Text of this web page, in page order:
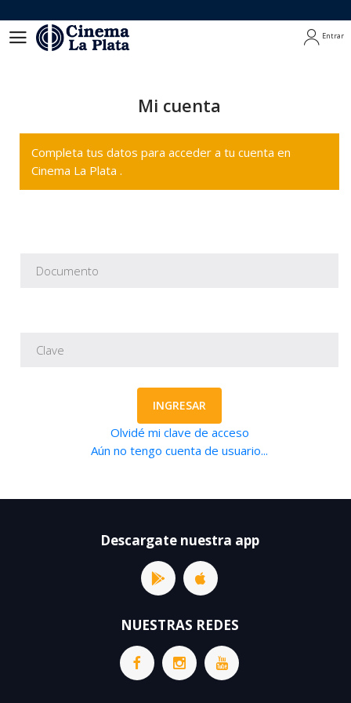
Entrar
Mi cuenta
Completa tus datos para acceder a tu cuenta en
Cinema La Plata .
INGRESAR
Olvidé mi clave de acceso
Aún no tengo cuenta de usuario...
Descargate nuestra app
NUESTRAS REDES